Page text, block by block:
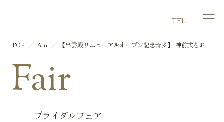
TEL
Fair
ブライダルフェア
TOP Fair
【出雲殿リニューアルオープン記念☆彡】 神前式をお考